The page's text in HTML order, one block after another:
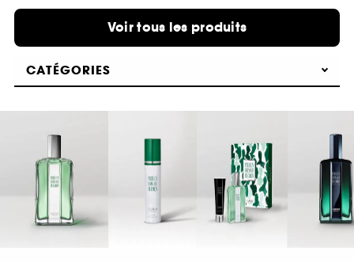
Voir tous les produits
CATÉGORIES